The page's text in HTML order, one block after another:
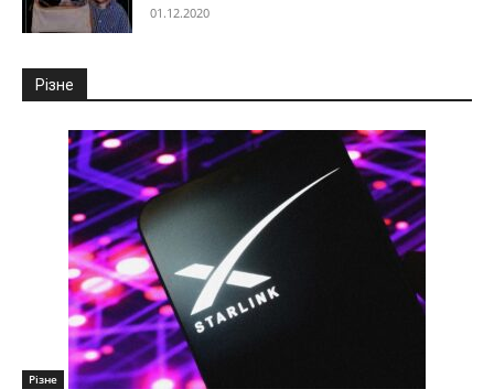
01.12.2020
Різне
Різне